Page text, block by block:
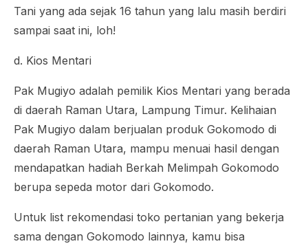
Tani yang ada sejak 16 tahun yang lalu masih berdiri
sampai saat ini, loh!
d. Kios Mentari
Pak Mugiyo adalah pemilik Kios Mentari yang berada
di daerah Raman Utara, Lampung Timur. Kelihaian
Pak Mugiyo dalam berjualan produk Gokomodo di
daerah Raman Utara, mampu menuai hasil dengan
mendapatkan hadiah Berkah Melimpah Gokomodo
berupa sepeda motor dari Gokomodo.
Untuk list rekomendasi toko pertanian yang bekerja
sama dengan Gokomodo lainnya, kamu bisa